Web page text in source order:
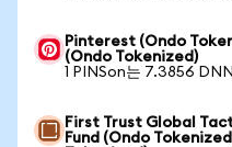
Pinterest (Ondo
(Ondo Tokenized)
1 PINSon는 7.3856
First Trust Global
Fund (Ondo